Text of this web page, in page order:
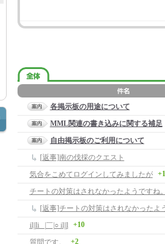
各掲示板の用途について
MML関連の書き込みに関する補足
自由掲示板のご利用について
[返事]南の伐採のクエスト
気合をこめてログインしてみましたが
+1
チートの対策はされなかったようですね
[返事]チートの対策はされなかったよ
il||li _|￣|○ il||l
+10
質問です。 +2